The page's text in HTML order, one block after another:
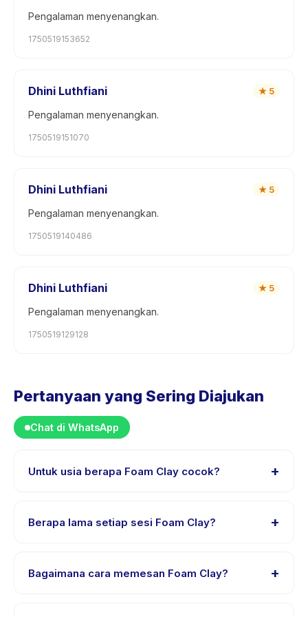
Pengalaman menyenangkan.
1750519153652
Dhini Luthfiani ★ 5
Pengalaman menyenangkan.
1750519151070
Dhini Luthfiani ★ 5
Pengalaman menyenangkan.
1750519140486
Dhini Luthfiani ★ 5
Pengalaman menyenangkan.
1750519129128
Pertanyaan yang Sering Diajukan
Chat di WhatsApp
Untuk usia berapa Foam Clay cocok? +
tahun. Instruktur menyesuaikan program untuk berbagai
tingkat kemampuan dalam rentang usia ini sehingga
Berapa lama setiap sesi Foam Clay? +
detail aktivitas untuk waktu pasti.
Bagaimana cara memesan Foam Clay? +